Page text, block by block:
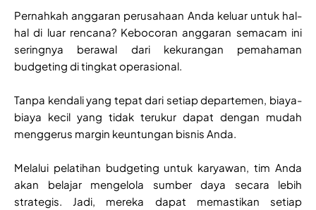
Pernahkah anggaran perusahaan Anda keluar untuk hal-
hal di luar rencana? Kebocoran anggaran semacam ini
seringnya berawal dari kekurangan pemahaman
budgeting di tingkat operasional.
Tanpa kendali yang tepat dari setiap departemen, biaya-
biaya kecil yang tidak terukur dapat dengan mudah
menggerus margin keuntungan bisnis Anda.
Melalui pelatihan budgeting untuk karyawan, tim Anda
akan belajar mengelola sumber daya secara lebih
strategis. Jadi, mereka dapat memastikan setiap